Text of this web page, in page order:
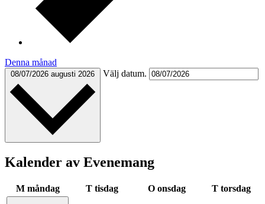
Denna månad
08/07/2026 augusti 2026 Välj datum.
Kalender av Evenemang
M måndag T tisdag O onsdag T torsdag